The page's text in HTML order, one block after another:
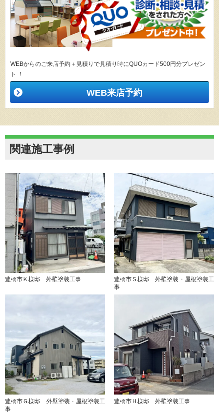
WEBからのご来店予約＋見積りで見積り時にQUOカード500円分プレゼン
ト ！
WEB来店予約
関連施工事例
豊橋市Ｋ様邸 外壁塗装工事
豊橋市Ｓ様邸 外壁塗装・屋根塗装工
事
豊橋市Ｇ様邸 外壁塗装・屋根塗装工
事
豊橋市Ｈ様邸 外壁塗装工事